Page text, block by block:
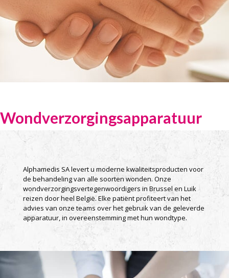
Wondverzorgingsapparatuur
Alphamedis SA levert u moderne kwaliteitsproducten voor
de behandeling van alle soorten wonden. Onze
wondverzorgingsvertegenwoordigers in Brussel en Luik
reizen door heel België. Elke patiënt profiteert van het
advies van onze teams over het gebruik van de geleverde
apparatuur, in overeenstemming met hun wondtype.